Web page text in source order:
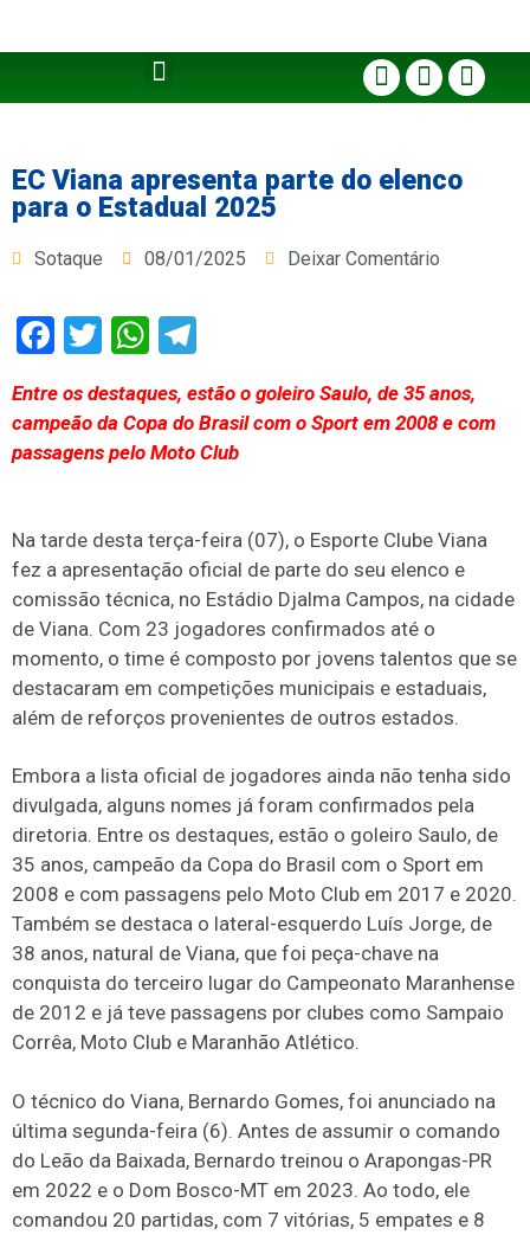
EC Viana apresenta parte do elenco
para o Estadual 2025
Sotaque 08/01/2025 Deixar Comentário
Facebook
TwitterWhatsApp
Entre os destaques, estão o goleiro Saulo, de 35 anos,
campeão da Copa do Brasil com o Sport em 2008 e com
passagens pelo Moto Club
Na tarde desta terça-feira (07), o Esporte Clube Viana
fez a apresentação oficial de parte do seu elenco e
comissão técnica, no Estádio Djalma Campos, na cidade
de Viana. Com 23 jogadores confirmados até o
momento, o time é composto por jovens talentos que se
destacaram em competições municipais e estaduais,
além de reforços provenientes de outros estados.
Embora a lista oficial de jogadores ainda não tenha sido
divulgada, alguns nomes já foram confirmados pela
diretoria. Entre os destaques, estão o goleiro Saulo, de
35 anos, campeão da Copa do Brasil com o Sport em
2008 e com passagens pelo Moto Club em 2017 e 2020.
Também se destaca o lateral-esquerdo Luís Jorge, de
38 anos, natural de Viana, que foi peça-chave na
conquista do terceiro lugar do Campeonato Maranhense
de 2012 e já teve passagens por clubes como Sampaio
Corrêa, Moto Club e Maranhão Atlético.
O técnico do Viana, Bernardo Gomes, foi anunciado na
última segunda-feira (6). Antes de assumir o comando
do Leão da Baixada, Bernardo treinou o Arapongas-PR
em 2022 e o Dom Bosco-MT em 2023. Ao todo, ele
comandou 20 partidas, com 7 vitórias, 5 empates e 8